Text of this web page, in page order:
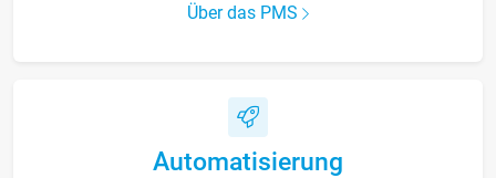
Über das PMS
Automatisierung